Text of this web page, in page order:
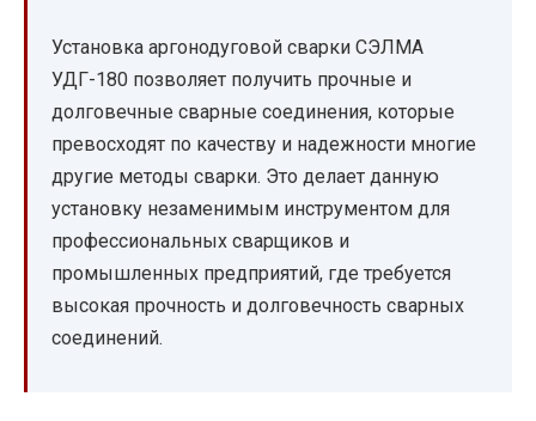
Установка аргонодуговой сварки СЭЛМА
УДГ-180 позволяет получить прочные и
долговечные сварные соединения, которые
превосходят по качеству и надежности многие
другие методы сварки. Это делает данную
установку незаменимым инструментом для
профессиональных сварщиков и
промышленных предприятий, где требуется
высокая прочность и долговечность сварных
соединений.